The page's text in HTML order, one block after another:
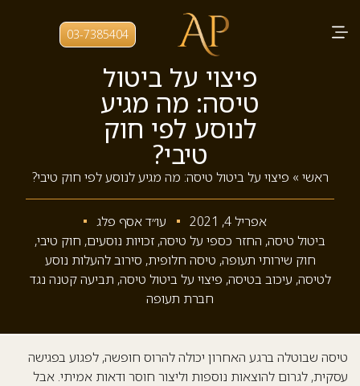
03-7385404
פיצוי על ביטול
טיסה: מה מגיע
לנוסע לפי חוק
טיבי?
ראשי » פיצוי על ביטול טיסה: מה מגיע לנוסע לפי חוק טיבי?
אפריל 4, 2021
עו״ד אסף פלג
ביטול טיסה, החזר כספי על טיסה, זכויות נוסעים, חוק טיבי,
חוק שירותי תעופה, טיסה חלופית, סירוב להעלות נוסע
לטיסה, עיכוב בטיסה, פיצוי על ביטול טיסה, תביעה קטנה נגד
חברת תעופה
טיסה שבוטלה ברגע האחרון יכולה להרוס חופשה, לפגוע בפגישה
עסקית, לגרום להוצאות נוספות וליצור חוסר ודאות אמיתי. אבל